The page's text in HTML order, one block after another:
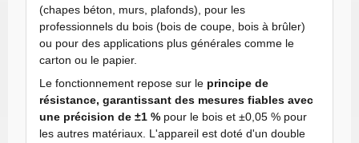
(chapes béton, murs, plafonds), pour les
professionnels du bois (bois de coupe, bois à brûler)
ou pour des applications plus générales comme le
carton ou le papier.
Le fonctionnement repose sur le principe de
résistance, garantissant des mesures fiables avec
une précision de ±1 % pour le bois et ±0,05 % pour
les autres matériaux. L'appareil est doté d'un double